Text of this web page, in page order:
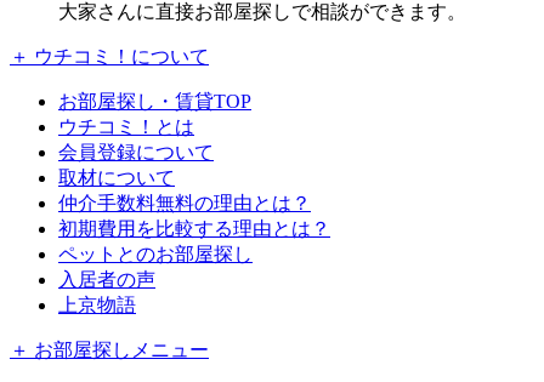
大家さんに直接お部屋探しで相談ができます。
＋ ウチコミ！について
お部屋探し・賃貸TOP
ウチコミ！とは
会員登録について
取材について
仲介手数料無料の理由とは？
初期費用を比較する理由とは？
ペットとのお部屋探し
入居者の声
上京物語
＋ お部屋探しメニュー